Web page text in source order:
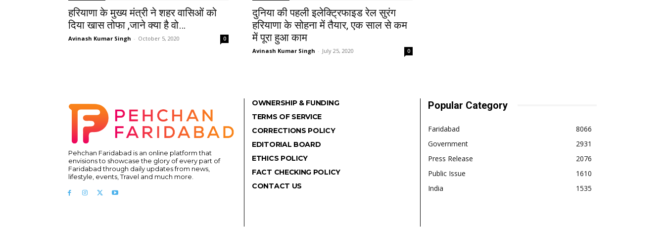
हरियाणा के मुख्य मंत्री ने शहर वासिओं को
दिया खास तोफा ,जाने क्या है वो…
Avinash Kumar Singh - October 5, 2020 0
दुनिया की पहली इलेक्ट्रिफाइड रेल सुरंग
हरियाणा के सोहना में तैयार, एक साल से कम
में पूरा हुआ काम
Avinash Kumar Singh - July 25, 2020 0
Pehchan Faridabad is an online platform that
envisions to showcase the glory of every part of
Faridabad through daily updates from news,
lifestyle, events, Travel and much more.
OWNERSHIP & FUNDING
TERMS OF SERVICE
CORRECTIONS POLICY
EDITORIAL BOARD
ETHICS POLICY
FACT CHECKING POLICY
CONTACT US
Popular Category
Faridabad
8066
Government
2931
Press Release
2076
Public Issue
1610
India
1535